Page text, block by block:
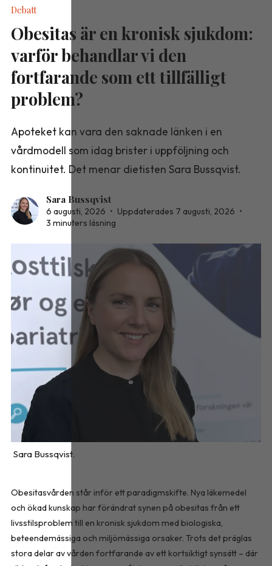
Debatt
Obesitas är en kronisk sjukdom:
varför behandlar vi den
fortfarande som ett tillfälligt
problem?
Apoteket kan vara den saknade länken i en
vårdmodell som idag brister i uppföljning och
kontinuitet. Det menar dietisten Sara Bussqvist.
Sara Bussqvist
6 augusti, 2026 • Uppdaterades 7 augusti, 2026 •
3 minuters läsning
Sara Bussqvist.
Obesitasvården står inför ett paradigmskifte. Nya läkemedel
och ökad kunskap har förändrat synen på obesitas från ett
livsstilsproblem till en kronisk sjukdom med biologiska,
beteendemässiga och miljömässiga orsaker. Trots det präglas
stora delar av vården fortfarande av ett kortsiktigt synsätt – där